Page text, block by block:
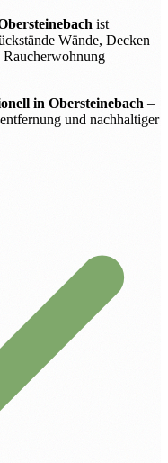
ist
Wände, Decken
Raucherwohnung
in Obersteinebach –
und nachhaltiger